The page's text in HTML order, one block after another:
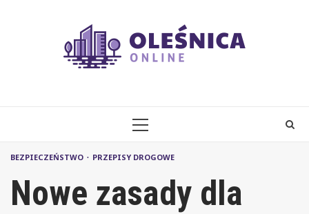
PRIMARY
BEZPIECZEŃSTWO PRZEPISY DROGOWE
Nowe zasady dla